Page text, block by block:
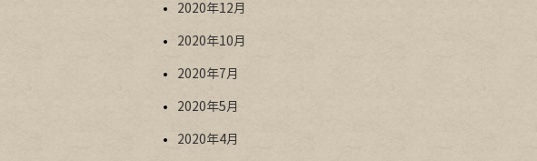
2020年12月
2020年10月
2020年7月
2020年5月
2020年4月